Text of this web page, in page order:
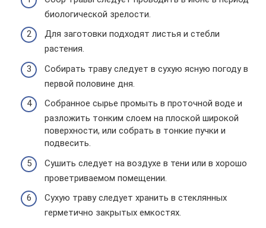
биологической зрелости.
Для заготовки подходят листья и стебли
растения.
Собирать траву следует в сухую ясную погоду в
первой половине дня.
Собранное сырье промыть в проточной воде и
разложить тонким слоем на плоской широкой
поверхности, или собрать в тонкие пучки и
подвесить.
Сушить следует на воздухе в тени или в хорошо
проветриваемом помещении.
Сухую траву следует хранить в стеклянных
герметично закрытых емкостях.